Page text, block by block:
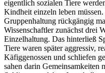
eigentlich sozialen Tiere
Kindheit einzeln leben
Gruppenhaltung rückgängig
Wissenschaftler zunächst drei
Einzelhaltung. Das hinterließ
Tiere waren später aggressiv,
Käfiggenossen und schliefen
sahen darin